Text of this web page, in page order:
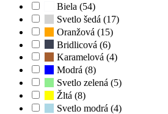
Biela (54)
Svetlo šedá (17)
Oranžová (15)
Bridlicová (6)
Karamelová (4)
Modrá (8)
Svetlo zelená (5)
Žltá (8)
Svetlo modrá (4)